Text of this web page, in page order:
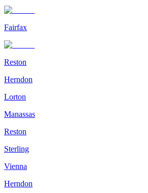
Fairfax
Reston
Herndon
Lorton
Manassas
Reston
Sterling
Vienna
Herndon